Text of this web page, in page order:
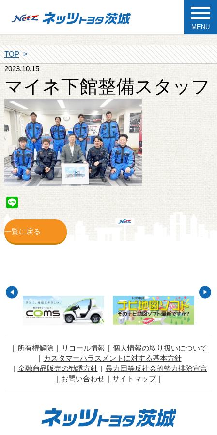
MENU
TOP
2023.10.15
マイネ下館整備スタッフ
Line
一覧に戻る
所有権解除 リコール情報
個人情報の取り扱いについて
カスタマーハラスメントに対する基本方針
金融商品販売の勧誘方針
暴力団等反社会的勢力排除宣言
お問い合わせ
サイトマップ